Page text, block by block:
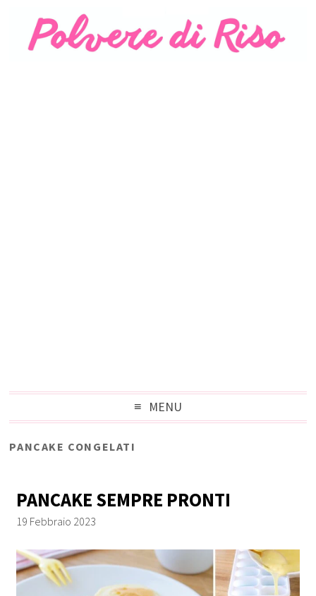
MENU
PANCAKE CONGELATI
PANCAKE SEMPRE PRONTI
19 Febbraio 2023